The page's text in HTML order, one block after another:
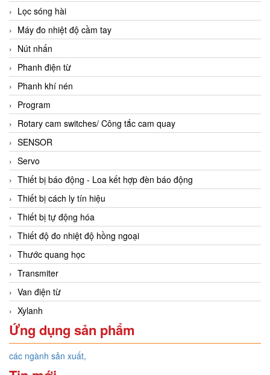
Lọc sóng hài
Máy đo nhiệt độ cầm tay
Nút nhấn
Phanh điện từ
Phanh khí nén
Program
Rotary cam switches/ Công tắc cam quay
SENSOR
Servo
Thiết bị báo động - Loa kết hợp đèn báo động
Thiết bị cách ly tín hiệu
Thiết bị tự động hóa
Thiết độ đo nhiệt độ hồng ngoại
Thước quang học
Transmiter
Van điện từ
Xylanh
Ứng dụng sản phẩm
các ngành sản xuất,